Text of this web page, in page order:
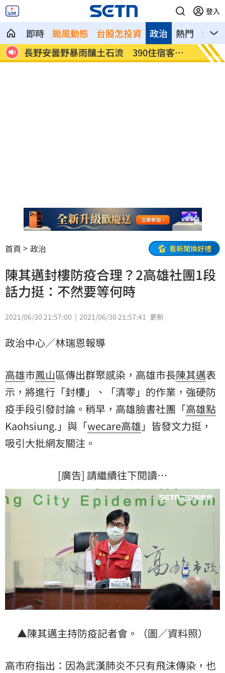
登入
即時 颱風動態 台股怎投資 熱門 影音
政治
暴雨釀土石流 390住宿客受
白海豚轉輕颱！最快
首頁 政治 看新聞換好禮
陳其邁封樓防疫合理？2高雄社團1段
話力挺：不然要等何時
2021/06/30 21:57:00 2021/06/30 21:57:41 更新
政治中心／林瑞恩報導
高雄市鳳山區傳出群聚感染，高雄市長陳其邁表
示，將進行「封樓」、「清零」的作業，強硬防
疫手段引發討論。稍早，高雄臉書社團「高雄點
Kaohsiung.」與「wecare高雄 」皆發文力挺，
吸引大批網友關注。
[廣告] 請繼續往下閱讀…
▲陳其邁主持防疫記者會。（圖／資料照）
高市府指出：因為武漢肺炎不只有飛沫傳染，也